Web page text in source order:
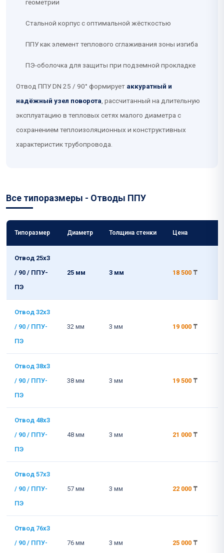
геометрии
Стальной корпус с оптимальной жёсткостью
ППУ как элемент теплового сглаживания зоны изгиба
ПЭ-оболочка для защиты при подземной прокладке
Отвод ППУ DN 25 / 90° формирует аккуратный и
надёжный узел поворота, рассчитанный на длительную
эксплуатацию в тепловых сетях малого диаметра с
сохранением теплоизоляционных и конструктивных
характеристик трубопровода.
Все типоразмеры - Отводы ППУ
Типоразмер Диаметр Толщина стенки
Цена
Отвод 25x3
/ 90 / ППУ-
ПЭ
25 мм 3 мм 18 500 ₸
Отвод 32x3
/ 90 / ППУ-
ПЭ
32 мм 3 мм 19 000 ₸
Отвод 38x3
/ 90 / ППУ-
ПЭ
38 мм 3 мм 19 500 ₸
Отвод 48x3
/ 90 / ППУ-
ПЭ
48 мм 3 мм 21 000 ₸
Отвод 57x3
/ 90 / ППУ-
ПЭ
57 мм 3 мм 22 000 ₸
Отвод 76x3
/ 90 / ППУ-
76 мм 3 мм 25 000 ₸